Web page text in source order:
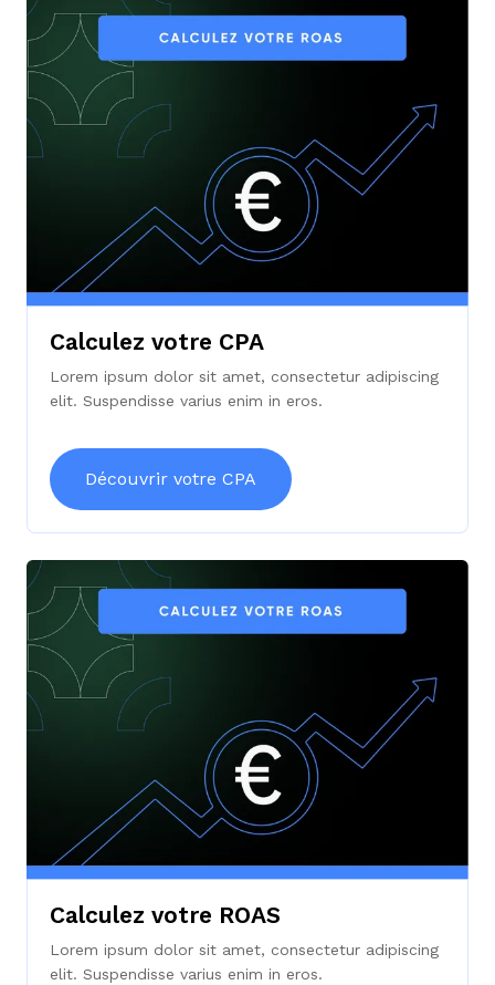
Calculez votre CPA
Lorem ipsum dolor sit amet, consectetur adipiscing
elit. Suspendisse varius enim in eros.
Découvrir votre CPA
Calculez votre ROAS
Lorem ipsum dolor sit amet, consectetur adipiscing
elit. Suspendisse varius enim in eros.